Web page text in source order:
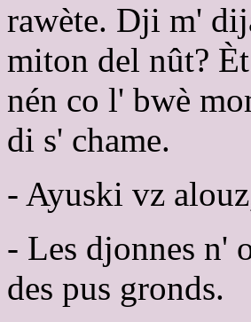
rawète. Dji m'
miton del nût?
nén co l' bwè
di s' chame.
- Ayuski vz
- Les djonnes n'
des pus gronds.